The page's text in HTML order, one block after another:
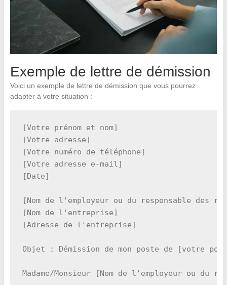
Exemple de lettre de démission
Voici un exemple de lettre de démission que vous pourrez
adapter à votre situation :
[Votre prénom et nom]
[Votre adresse]
[Votre numéro de téléphone]
[Votre adresse e-mail]
[Date]
[Nom de l'employeur ou du responsable des
[Nom de l'entreprise]
[Adresse de l'entreprise]
Objet : Démission de mon poste de [votre
Madame/Monsieur [Nom de l'employeur ou du